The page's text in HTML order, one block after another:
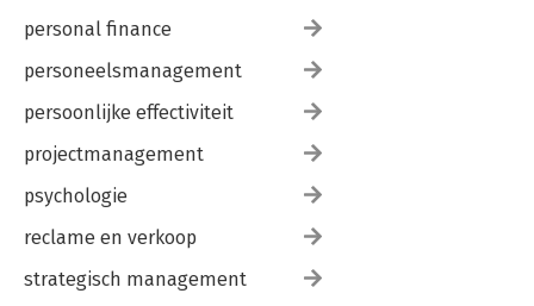
personal finance
personeelsmanagement
persoonlijke effectiviteit
projectmanagement
psychologie
reclame en verkoop
strategisch management